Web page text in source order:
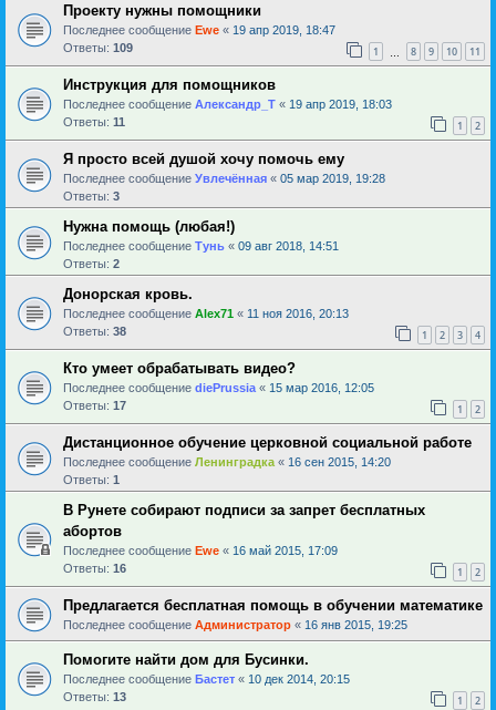
Проекту нужны помощники
Последнее сообщение Ewe « 19 апр 2019, 18:47
Ответы: 109 1 8 9 10 11
Инструкция для помощников
Последнее сообщение Александр_Т « 19 апр 2019, 18:03
Ответы: 11 1 2
Я просто всей душой хочу помочь ему
Последнее сообщение Увлечённая « 05 мар 2019, 19:28
Ответы: 3
Нужна помощь (любая!)
Последнее сообщение Тунь « 09 авг 2018, 14:51
Ответы: 2
Донорская кровь.
Последнее сообщение Alex71 « 11 ноя 2016, 20:13
Ответы: 38 1 2 3 4
Кто умеет обрабатывать видео?
Последнее сообщение diePrussia « 15 мар 2016, 12:05
Ответы: 17 1 2
Дистанционное обучение церковной социальной работе
Последнее сообщение Ленинградка « 16 сен 2015, 14:20
Ответы: 1
В Рунете собирают подписи за запрет бесплатных
абортов
Последнее сообщение Ewe « 16 май 2015, 17:09
Ответы: 16 1 2
Предлагается бесплатная помощь в обучении математике
Последнее сообщение Администратор « 16 янв 2015, 19:25
Помогите найти дом для Бусинки.
Последнее сообщение Бастет « 10 дек 2014, 20:15
Ответы: 13 1 2